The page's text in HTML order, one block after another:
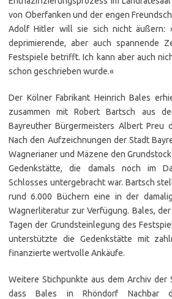
von Oberfanken und der engen
Adolf Hitler will sie sich nicht äußern:
deprimierende, aber auch spannende
Festspiele betrifft. Ich kann aber auch
schon geschrieben wurde.«
Der Kölner Fabrikant Heinrich Bales
zusammen mit Robert Bartsch aus
Bayreuther Bürgermeisters Albert Preu
Nach den Aufzeichnungen der Stadt
Wagnerianer und Mäzene den
Gedenkstätte, die damals noch im
Schlosses untergebracht war. Bartsch
rund 6.000 Büchern eine in der
Wagnerliteratur zur Verfügung. Bales,
Tagen der Grundsteinlegung des
unterstützte die Gedenkstätte mit
finanzierte wertvolle Ankäufe.
Weitere Stichpunkte aus dem Archiv der
dass Bales in Rhöndorf Nachbar